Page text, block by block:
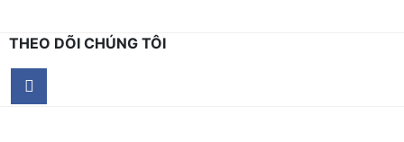
THEO DÕI CHÚNG TÔI